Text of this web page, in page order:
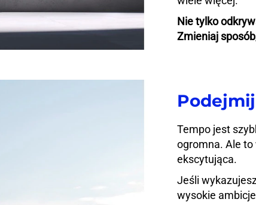
Nie tylko
Zmieniaj
Tempo jest
ogromna. Ale to
ekscytująca.
Jeśli
wysokie